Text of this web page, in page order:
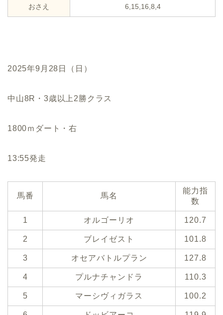
おさえ 6,15,16,8,4
2025年9月28日（日）
中山8R・3歳以上2勝クラス
1800ｍダート・右
13:55発走
馬番 馬名
能力指
数
1 オルゴーリオ 120.7
2 ブレイゼスト 101.8
3 オセアバトルプラン 127.8
4 プルナチャンドラ 110.3
5 マーシヴィガラス 100.2